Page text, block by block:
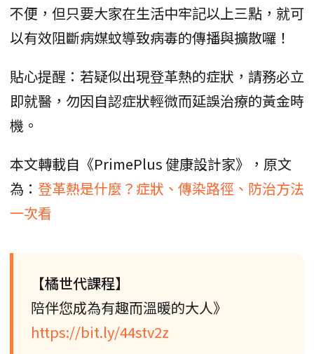
不便，但只要大家在生活中牢記以上三點，就可
以有效阻斷病媒蚊導致病毒的傳播與擴散囉！
貼心提醒：若疑似出現登革熱的症狀，請務必立
即就醫，勿因自認症狀輕微而延誤治療的黃金時
機。
本文轉載自《PrimePlus 健康設計家》，原文
為： 登革熱是什麼？症狀、傳染路徑、防治方法
一次看
【橘世代課程】
陪伴您成為有趣而溫暖的大人》
https://bit.ly/44stv2z